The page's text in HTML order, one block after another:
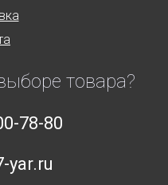
товара?
78-80
yar.ru